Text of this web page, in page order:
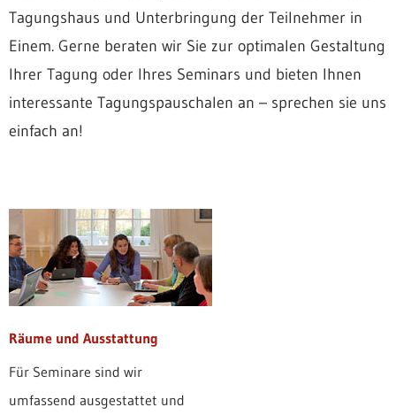
Tagungshaus und Unterbringung der Teilnehmer in
Einem. Gerne beraten wir Sie zur optimalen Gestaltung
Ihrer Tagung oder Ihres Seminars und bieten Ihnen
interessante Tagungspauschalen an – sprechen sie uns
einfach an!
Räume und Ausstattung
Für Seminare sind wir
umfassend ausgestattet und